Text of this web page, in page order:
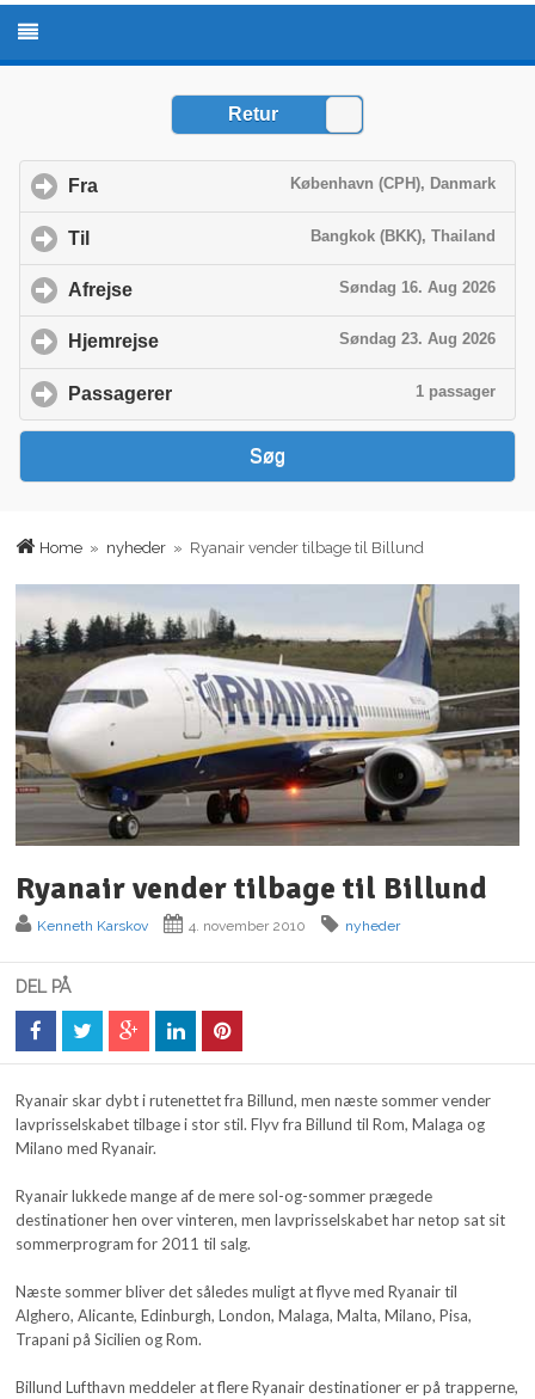
Home » nyheder » Ryanair vender tilbage til Billund
Ryanair vender tilbage til Billund
Kenneth Karskov 4. november 2010 nyheder
DEL PÅ
Ryanair skar dybt i rutenettet fra Billund, men næste sommer vender
lavprisselskabet tilbage i stor stil. Flyv fra Billund til Rom, Malaga og
Milano med Ryanair.
Ryanair lukkede mange af de mere sol-og-sommer prægede
destinationer hen over vinteren, men lavprisselskabet har netop sat sit
sommerprogram for 2011 til salg.
Næste sommer bliver det således muligt at flyve med Ryanair til
Alghero, Alicante, Edinburgh, London, Malaga, Malta, Milano, Pisa,
Trapani på Sicilien og Rom.
Billund Lufthavn meddeler at flere Ryanair destinationer er på trapperne,